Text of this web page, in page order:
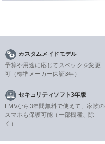
カスタムメイドモデル
予算や用途に応じてスペックを変更
可 （標準メーカー保証3年）
セキュリティソフト3年版
FMVなら3年間無料で使えて、家族の
スマホも保護可能（一部機種、除
く）